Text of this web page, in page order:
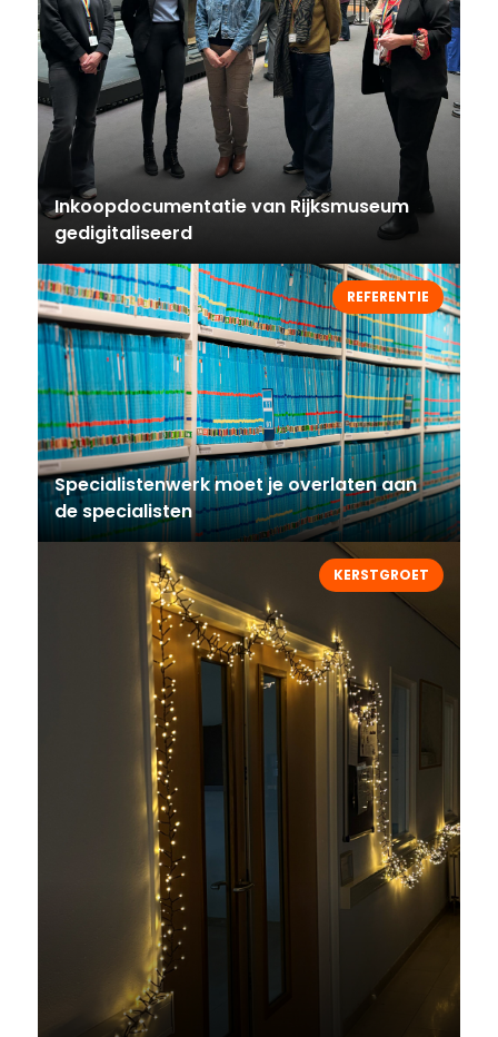
Inkoopdocumentatie van Rijksmuseum
gedigitaliseerd
REFERENTIE
Specialistenwerk moet je overlaten aan
de specialisten
KERSTGROET